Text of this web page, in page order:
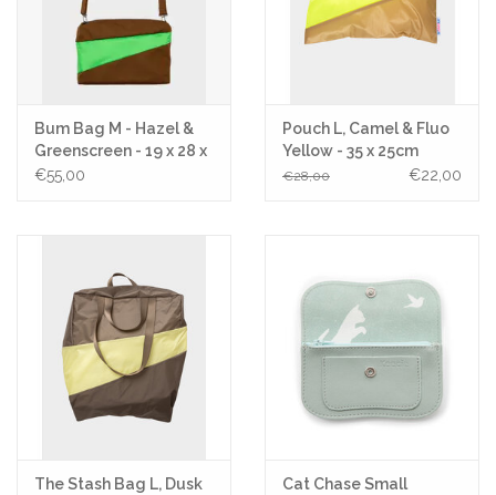
Bum Bag M - Hazel &
Greenscreen - 19 x 28 x
8,5
€55,00
Pouch L, Camel & Fluo
Yellow - 35 x 25cm
€28,00 €22,00
The Stash Bag L, Dusk
Cat Chase Small